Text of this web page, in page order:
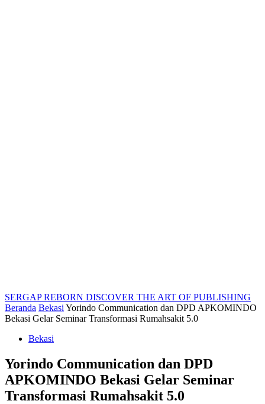
SERGAP REBORN DISCOVER THE ART OF PUBLISHING
Beranda Bekasi Yorindo Communication dan DPD APKOMINDO
Bekasi Gelar Seminar Transformasi Rumahsakit 5.0
Bekasi
Yorindo Communication dan DPD
APKOMINDO Bekasi Gelar Seminar
Transformasi Rumahsakit 5.0